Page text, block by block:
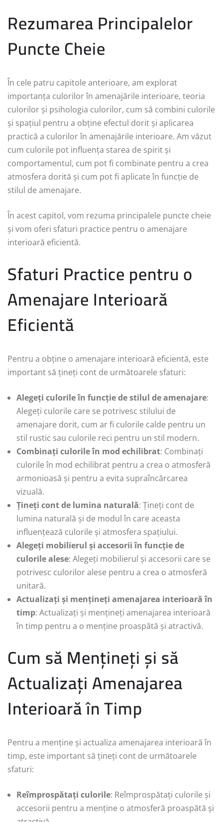
Rezumarea Principalelor
Puncte Cheie
În cele patru capitole anterioare, am explorat
importanța culorilor în amenajările interioare, teoria
culorilor și psihologia culorilor, cum să combini culorile
și spațiul pentru a obține efectul dorit și aplicarea
practică a culorilor în amenajările interioare. Am văzut
cum culorile pot influența starea de spirit și
comportamentul, cum pot fi combinate pentru a crea
atmosfera dorită și cum pot fi aplicate în funcție de
stilul de amenajare.
În acest capitol, vom rezuma principalele puncte cheie
și vom oferi sfaturi practice pentru o amenajare
interioară eficientă.
Sfaturi Practice pentru o
Amenajare Interioară
Eficientă
Pentru a obține o amenajare interioară eficientă, este
important să țineți cont de următoarele sfaturi:
Alegeți culorile în funcție de stilul de amenajare:
Alegeți culorile care se potrivesc stilului de
amenajare dorit, cum ar fi culorile calde pentru un
stil rustic sau culorile reci pentru un stil modern.
Combinați culorile în mod echilibrat: Combinați
culorile în mod echilibrat pentru a crea o atmosferă
armonioasă și pentru a evita supraîncărcarea
vizuală.
Țineți cont de lumina naturală: Țineți cont de
lumina naturală și de modul în care aceasta
influențează culorile și atmosfera spațiului.
Alegeți mobilierul și accesorii în funcție de
culorile alese: Alegeți mobilierul și accesorii care se
potrivesc culorilor alese pentru a crea o atmosferă
unitară.
Actualizați și mențineți amenajarea interioară în
timp: Actualizați și mențineți amenajarea interioară
în timp pentru a o menține proaspătă și atractivă.
Cum să Mențineți și să
Actualizați Amenajarea
Interioară în Timp
Pentru a menține și actualiza amenajarea interioară în
timp, este important să țineți cont de următoarele
sfaturi:
Reîmprospătați culorile: Reîmprospătați culorile și
accesorii pentru a menține o atmosferă proaspătă și